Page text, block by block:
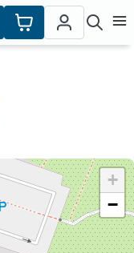
+
−